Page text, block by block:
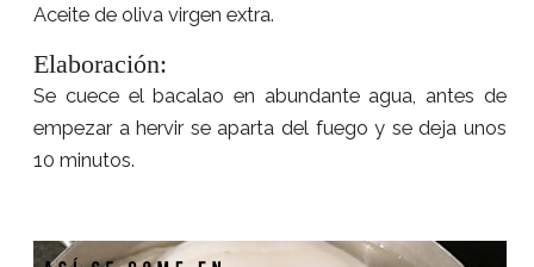
Aceite de oliva virgen extra.
Elaboración:
Se cuece el bacalao en abundante agua, antes de
empezar a hervir se aparta del fuego y se deja unos
10 minutos.